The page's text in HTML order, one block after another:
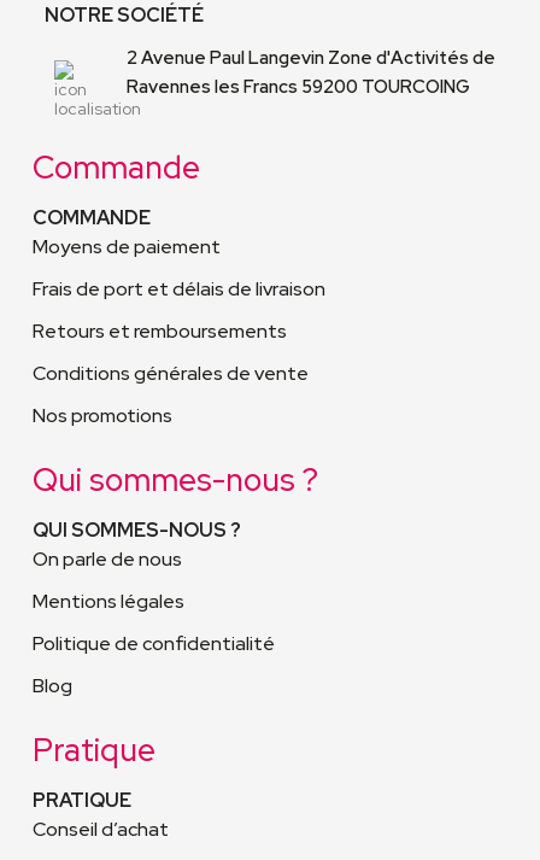
NOTRE SOCIÉTÉ
2 Avenue Paul Langevin Zone d'Activités de
Ravennes les Francs 59200 TOURCOING
Commande
COMMANDE
Conditions générales de vente
Moyens de paiement
Frais de port et délais de livraison
Retours et remboursements
Nos promotions
Qui sommes-nous ?
QUI SOMMES-NOUS ?
Mentions légales
Politique de confidentialité
On parle de nous
Blog
Pratique
PRATIQUE
Conseil d’achat